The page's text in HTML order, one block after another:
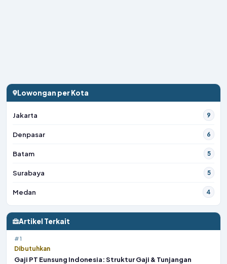
Lowongan per Kota
Jakarta 9
Denpasar 6
Batam 5
Surabaya 5
Medan 4
Artikel Terkait
#1
Dibutuhkan
Gaji PT Eunsung Indonesia: Struktur Gaji & Tunjangan